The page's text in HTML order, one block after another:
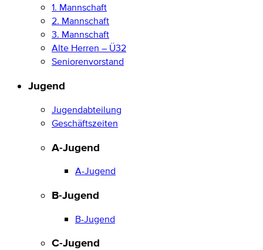
1. Mannschaft
2. Mannschaft
3. Mannschaft
Alte Herren – Ü32
Seniorenvorstand
Jugend
Jugendabteilung
Geschäftszeiten
A-Jugend
A-Jugend
B-Jugend
B-Jugend
C-Jugend